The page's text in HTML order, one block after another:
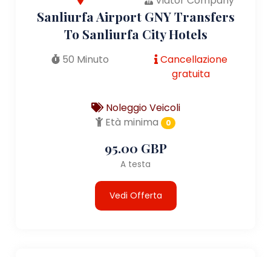
Sanliurfa Airport GNY Transfers
To Sanliurfa City Hotels
50 Minuto
Cancellazione
gratuita
Noleggio Veicoli
Età minima
0
95.00 GBP
A testa
Vedi Offerta